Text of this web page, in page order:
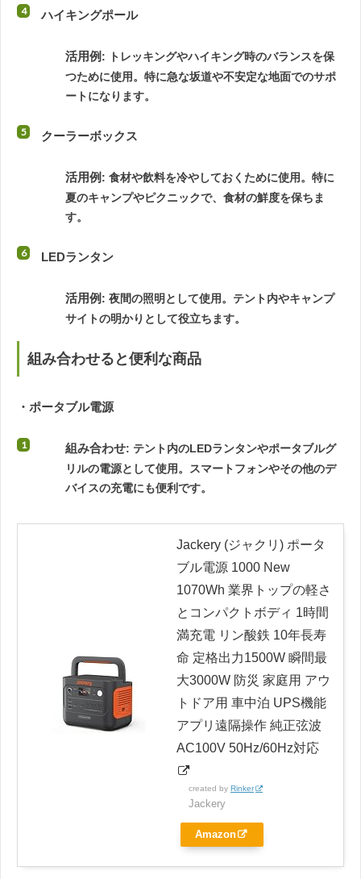
ハイキングポール
活用例 : トレッキングやハイキング時のバランスを保
つために使用。特に急な坂道や不安定な地面でのサポ
ートになります。
クーラーボックス
活用例 : 食材や飲料を冷やしておくために使用。特に
夏のキャンプやピクニックで、食材の鮮度を保ちま
す。
LEDランタン
活用例 : 夜間の照明として使用。テント内やキャンプ
サイトの明かりとして役立ちます。
組み合わせると便利な商品
・ポータブル電源
組み合わせ: テント内のLEDランタンやポータブルグ
リルの電源として使用。スマートフォンやその他のデ
バイスの充電にも便利です。
Jackery (ジャクリ) ポータ
ブル電源 1000 New
1070Wh 業界トップの軽さ
とコンパクトボディ 1時間
満充電 リン酸鉄 10年長寿
命 定格出力1500W 瞬間最
大3000W 防災 家庭用 アウ
トドア用 車中泊 UPS機能
アプリ遠隔操作 純正弦波
AC100V 50Hz/60Hz対応
created by Rinker
Jackery
Amazon